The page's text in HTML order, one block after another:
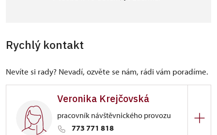
Rychlý kontakt
Nevíte si rady? Nevadí, ozvěte se nám, rádi vám poradíme.
Veronika Krejčovská
pracovník návštěvnického provozu
773 771 818